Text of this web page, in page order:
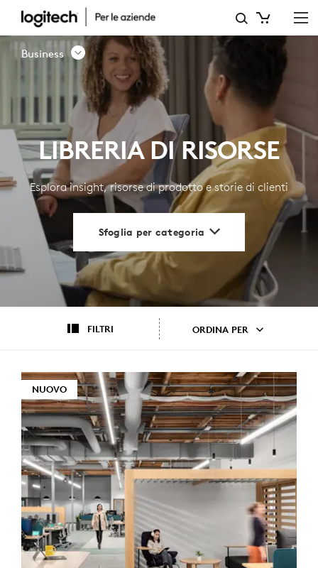
LIBRERIA
RISORSE
LOGITECH
BUSINESS
Business
LIBRERIA DI RISORSE
Esplora insight, risorse di prodotto e storie di clienti
Sfoglia per categoria
FILTRI ORDINA PER
NUOVO